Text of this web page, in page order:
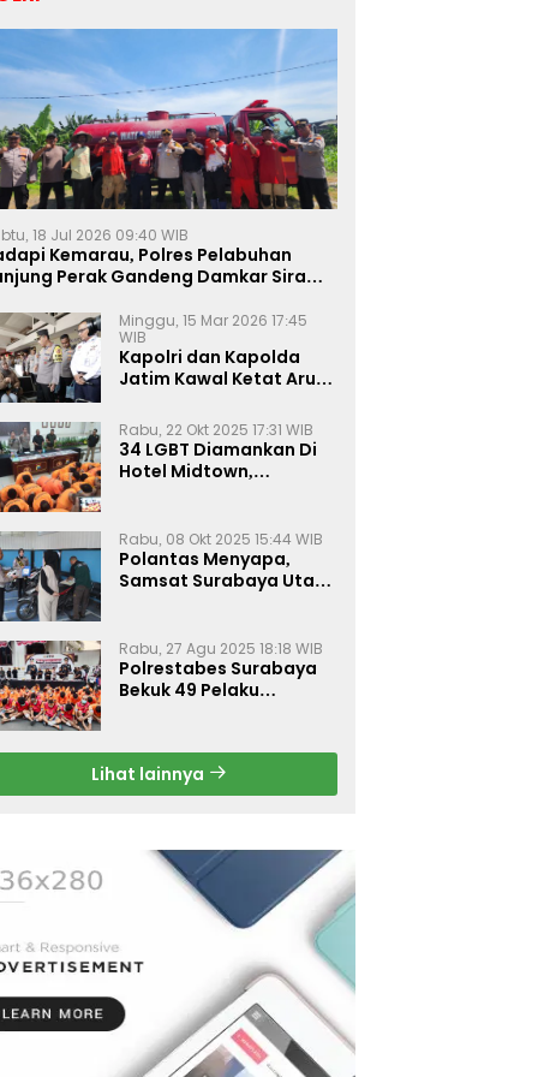
18 Jul 2026 09:40 WIB
Kemarau, Polres Pelabuhan
Perak Gandeng Damkar Siram
Minggu, 15 Mar 2026 17:45
WIB
Kapolri dan Kapolda
Jatim Kawal Ketat Arus
Rabu, 22 Okt 2025 17:31 WIB
34 LGBT Diamankan Di
Hotel Midtown,
Rabu, 08 Okt 2025 15:44 WIB
Polantas Menyapa,
Samsat Surabaya Utara
Rabu, 27 Agu 2025 18:18 WIB
Polrestabes Surabaya
Bekuk 49 Pelaku
Gratis
Lihat lainnya